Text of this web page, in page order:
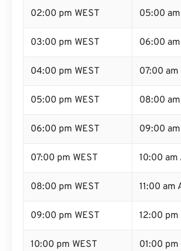
02:00 pm WEST 05:00
03:00 pm WEST 06:00
04:00 pm WEST 07:00 am
05:00 pm WEST 08:00
06:00 pm WEST 09:00
07:00 pm WEST 10:00 am
08:00 pm WEST 11:00 am
09:00 pm WEST 12:00 pm
10:00 pm WEST 01:00 pm